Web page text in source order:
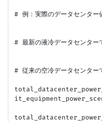
# 例：実際のデータセンター
# 最新の液冷データセンタ
# 従来の空冷データセンター